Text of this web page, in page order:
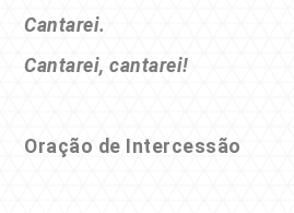
Cantarei.
Cantarei, cantarei!
Oração de Intercessão